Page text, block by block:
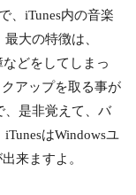
、iTunes内の音楽
大の特徴は、
どをしてしまっ
アップを取る事が
、是非覚えて、バ
はWindowsユ
来ますよ。